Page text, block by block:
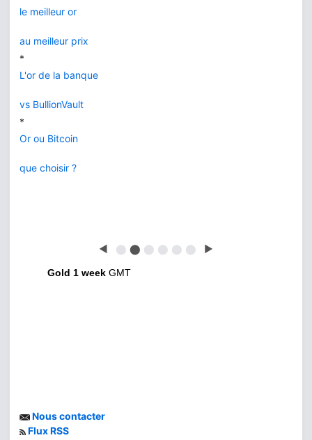
le meilleur or
au meilleur prix
*
L'or de la banque
vs BullionVault
*
Or ou Bitcoin
que choisir ?
◀ ⬤ ⬤ ⬤ ⬤ ⬤ ⬤ ▶
Gold 1 week GMT
Nous contacter
Flux RSS